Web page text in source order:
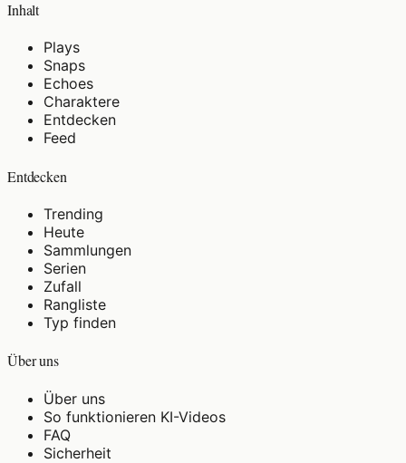
Inhalt
Plays
Snaps
Echoes
Charaktere
Entdecken
Feed
Entdecken
Trending
Heute
Sammlungen
Serien
Zufall
Rangliste
Typ finden
Über uns
Über uns
So funktionieren KI-Videos
FAQ
Sicherheit